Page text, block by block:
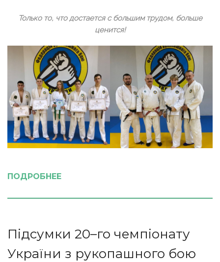
Только то, что достается с большим трудом, больше
ценится!
ПОДРОБНЕЕ
Підсумки 20–го чемпіонату
України з рукопашного бою